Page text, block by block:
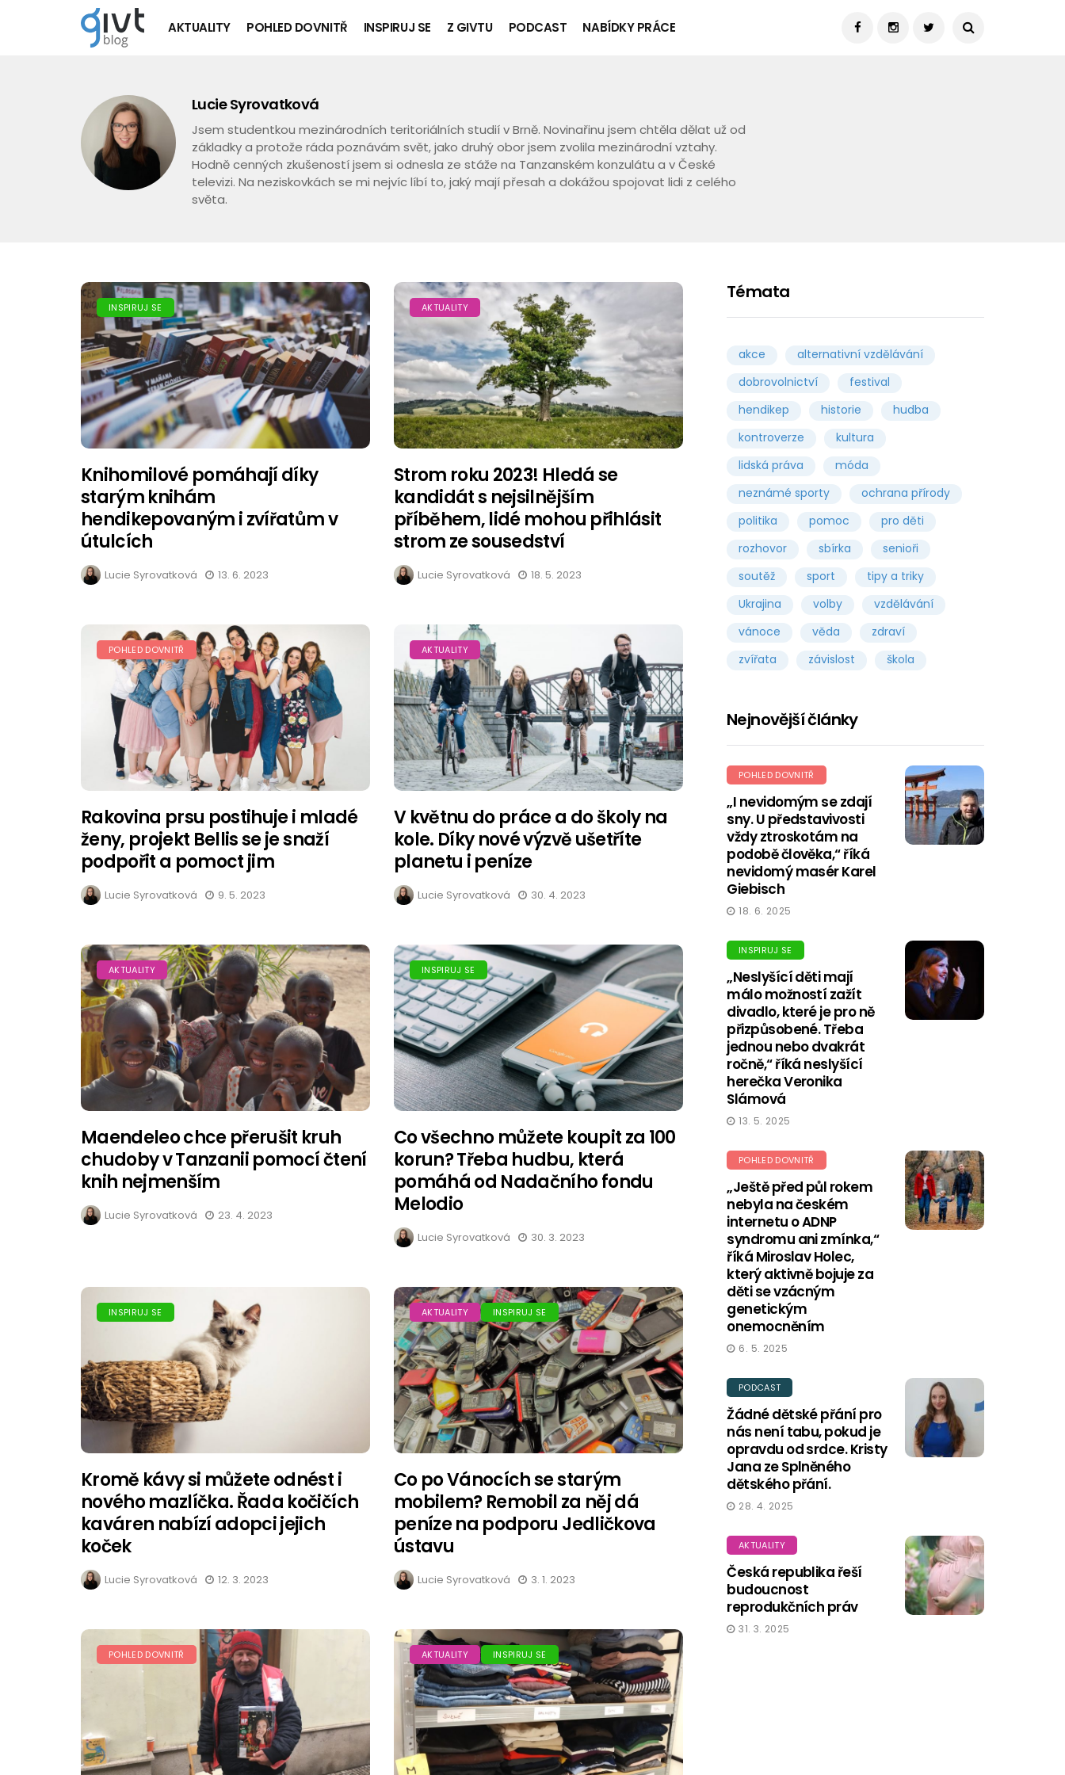
AKTUALITY POHLED DOVNITŘ INSPIRUJ SE Z GIVTU PODCAST NABÍDKY PRÁCE
Lucie Syrovatková
Jsem studentkou mezinárodních teritoriálních studií v Brně. Novinařinu jsem chtěla dělat už od
základky a protože ráda poznávám svět, jako druhý obor jsem zvolila mezinárodní vztahy.
Hodně cenných zkušeností jsem si odnesla ze stáže na Tanzanském konzulátu a v České
televizi. Na neziskovkách se mi nejvíc líbí to, jaký mají přesah a dokážou spojovat lidi z celého
světa.
INSPIRUJ SE
Knihomilové pomáhají díky
starým knihám
hendikepovaným i zvířatům v
útulcích
Lucie Syrovatková 13. 6. 2023
AKTUALITY
Strom roku 2023! Hledá se
kandidát s nejsilnějším
příběhem, lidé mohou přihlásit
strom ze sousedství
Lucie Syrovatková 18. 5. 2023
POHLED DOVNITŘ
Rakovina prsu postihuje i mladé
ženy, projekt Bellis se je snaží
podpořit a pomoct jim
Lucie Syrovatková 9. 5. 2023
AKTUALITY
V květnu do práce a do školy na
kole. Díky nové výzvě ušetříte
planetu i peníze
Lucie Syrovatková 30. 4. 2023
AKTUALITY
Maendeleo chce přerušit kruh
chudoby v Tanzanii pomocí čtení
knih nejmenším
Lucie Syrovatková 23. 4. 2023
INSPIRUJ SE
Co všechno můžete koupit za 100
korun? Třeba hudbu, která
pomáhá od Nadačního fondu
Melodio
Lucie Syrovatková 30. 3. 2023
INSPIRUJ SE
Kromě kávy si můžete odnést i
nového mazlíčka. Řada kočičích
kaváren nabízí adopci jejich
koček
Lucie Syrovatková 12. 3. 2023
AKTUALITY INSPIRUJ SE
Co po Vánocích se starým
mobilem? Remobil za něj dá
peníze na podporu Jedličkova
ústavu
Lucie Syrovatková 3. 1. 2023
POHLED DOVNITŘ AKTUALITY INSPIRUJ SE
Témata
akce
alternativní vzdělávání
dobrovolnictví
festival
hendikep
historie
hudba
kontroverze
kultura
lidská práva
móda
neznámé sporty
ochrana přírody
politika
pomoc
pro děti
rozhovor
sbírka
senioři
soutěž
sport
tipy a triky
Ukrajina
volby
vzdělávání
vánoce
věda
zdraví
zvířata
závislost škola
Nejnovější články
POHLED DOVNITŘ
„I nevidomým se zdají
sny. U představivosti
vždy ztroskotám na
podobě člověka,“ říká
nevidomý masér Karel
Giebisch
18. 6. 2025
INSPIRUJ SE
„Neslyšící děti mají
málo možností zažít
divadlo, které je pro ně
přizpůsobené. Třeba
jednou nebo dvakrát
ročně,“ říká neslyšící
herečka Veronika
Slámová
13. 5. 2025
POHLED DOVNITŘ
„Ještě před půl rokem
nebyla na českém
internetu o ADNP
syndromu ani zmínka,“
říká Miroslav Holec,
který aktivně bojuje za
děti se vzácným
genetickým
onemocněním
6. 5. 2025
PODCAST
Žádné dětské přání pro
nás není tabu, pokud je
opravdu od srdce. Kristy
Jana ze Splněného
dětského přání.
28. 4. 2025
AKTUALITY
Česká republika řeší
budoucnost
reprodukčních práv
31. 3. 2025